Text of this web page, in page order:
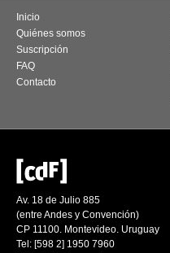
Inicio
Quiénes somos
Suscripción
FAQ
Contacto
Av. 18 de Julio 885
(entre Andes y Convención)
CP 11100. Montevideo. Uruguay
Tel: [598 2] 1950 7960